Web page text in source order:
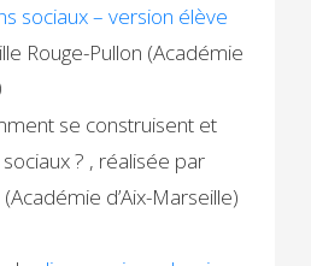
sociaux – version élève
Rouge-Pullon (Académie
se construisent et
? , réalisée par
d’Aix-Marseille)